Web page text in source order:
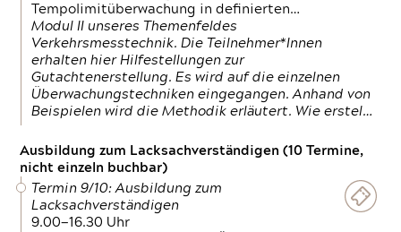
Tempolimitüberwachung in definierten…
Modul II unseres Themenfeldes
Verkehrsmesstechnik. Die Teilnehmer*Innen
erhalten hier Hilfestellungen zur
Gutachtenerstellung. Es wird auf die einzelnen
Überwachungstechniken eingegangen. Anhand von
Beispielen wird die Methodik erläutert. Wie erstel…
Ausbildung zum Lacksachverständigen (10 Termine,
nicht einzeln buchbar)
Termin 9/10: Ausbildung zum
Lacksachverständigen
9.00—16.30 Uhr